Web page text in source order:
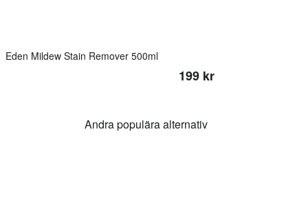
Eden Mildew Stain Remover 500ml
199 kr
Andra populära alternativ